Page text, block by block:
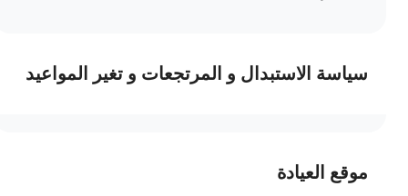
سياسة الاستبدال و المرتجعات و تغير المواعيد
موقع العيادة